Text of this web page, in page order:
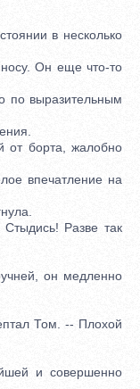
в несколько
Он еще что-то
по выразительным
борта, жалобно
впечатление на
Разве так
он медленно
Том. -- Плохой
и совершенно